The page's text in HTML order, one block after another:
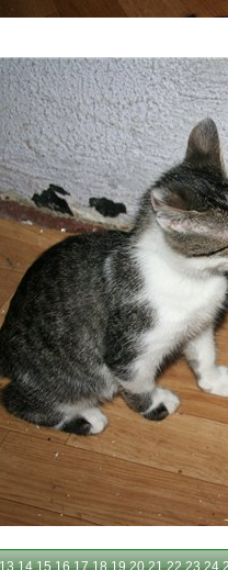
13 14 15 16 17 18 19 20 21 22 23 24